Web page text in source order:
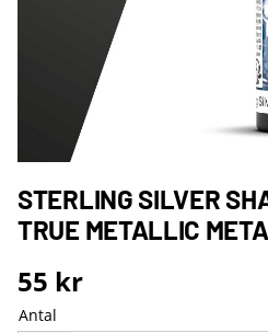
STERLING SILVER
TRUE METALLIC
55 kr
Antal